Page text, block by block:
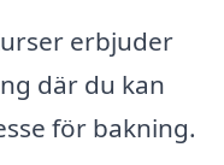
erbjuder
där du kan
för bakning.